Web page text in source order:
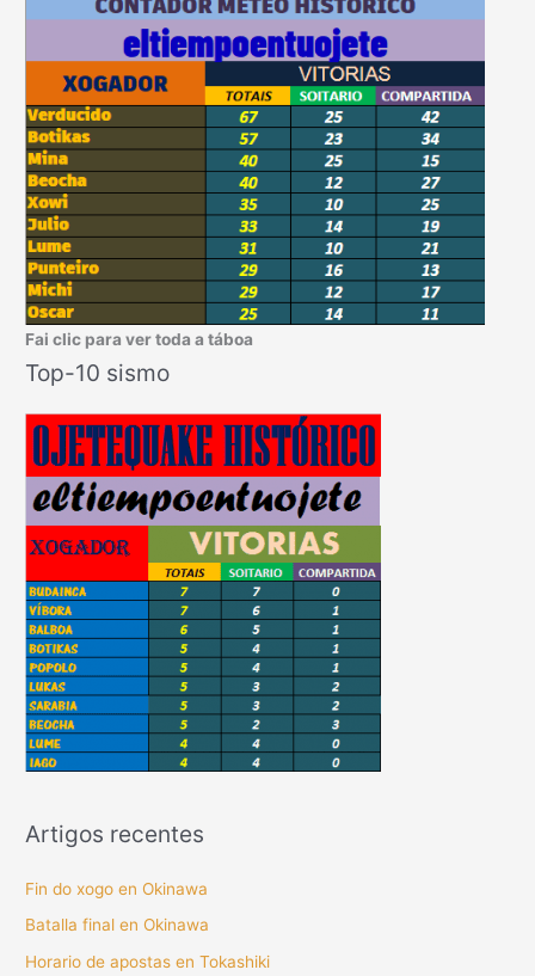
Fai clic para ver toda a táboa
Top-10 sismo
Artigos recentes
Fin do xogo en Okinawa
Batalla final en Okinawa
Horario de apostas en Tokashiki